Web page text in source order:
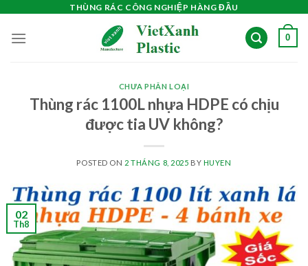
content
THÙNG RÁC CÔNG NGHIỆP HÀNG ĐẦU
0
CHƯA PHÂN LOẠI
Thùng rác 1100L nhựa HDPE có chịu
được tia UV không?
POSTED ON 2 THÁNG 8, 2025 BY HUYEN
02
Th8